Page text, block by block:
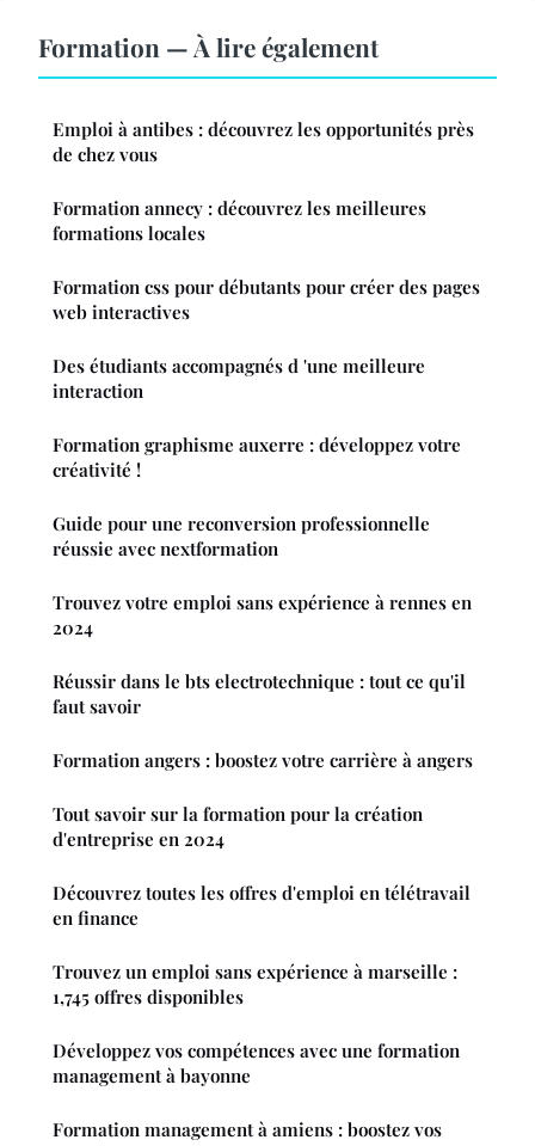
Formation — À lire également
Emploi à antibes : découvrez les opportunités près
de chez vous
Formation annecy : découvrez les meilleures
formations locales
Formation css pour débutants pour créer des pages
web interactives
Des étudiants accompagnés d 'une meilleure
interaction
Formation graphisme auxerre : développez votre
créativité !
Guide pour une reconversion professionnelle
réussie avec nextformation
Trouvez votre emploi sans expérience à rennes en
2024
Réussir dans le bts electrotechnique : tout ce qu'il
faut savoir
Formation angers : boostez votre carrière à angers
Tout savoir sur la formation pour la création
d'entreprise en 2024
Découvrez toutes les offres d'emploi en télétravail
en finance
Trouvez un emploi sans expérience à marseille :
1,745 offres disponibles
Développez vos compétences avec une formation
management à bayonne
Formation management à amiens : boostez vos